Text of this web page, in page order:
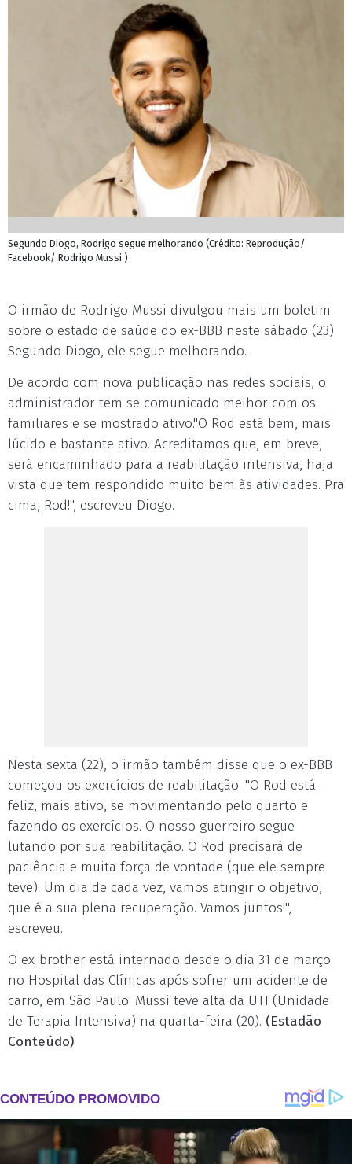
Segundo Diogo, Rodrigo segue melhorando (Crédito: Reprodução/
Facebook/ Rodrigo Mussi )
O irmão de Rodrigo Mussi divulgou mais um boletim
sobre o estado de saúde do ex-BBB neste sábado (23)
Segundo Diogo, ele segue melhorando.
De acordo com nova publicação nas redes sociais, o
administrador tem se comunicado melhor com os
familiares e se mostrado ativo."O Rod está bem, mais
lúcido e bastante ativo. Acreditamos que, em breve,
será encaminhado para a reabilitação intensiva, haja
vista que tem respondido muito bem às atividades. Pra
cima, Rod!", escreveu Diogo.
Nesta sexta (22), o irmão também disse que o ex-BBB
começou os exercícios de reabilitação. "O Rod está
feliz, mais ativo, se movimentando pelo quarto e
fazendo os exercícios. O nosso guerreiro segue
lutando por sua reabilitação. O Rod precisará de
paciência e muita força de vontade (que ele sempre
teve). Um dia de cada vez, vamos atingir o objetivo,
que é a sua plena recuperação. Vamos juntos!",
escreveu.
O ex-brother está internado desde o dia 31 de março
no Hospital das Clínicas após sofrer um acidente de
carro, em São Paulo. Mussi teve alta da UTI (Unidade
de Terapia Intensiva) na quarta-feira (20). (Estadão
Conteúdo)